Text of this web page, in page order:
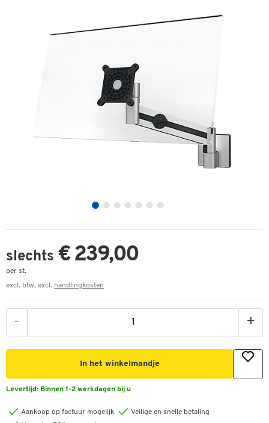
slechts € 239,00
per st.
excl. btw, excl. handlingkosten
- +
In het winkelmandje
Levertijd: Binnen 1-2 werkdagen bij u
Aankoop op factuur mogelijk
Veilige en snelle betaling